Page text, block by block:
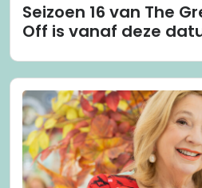
Seizoen 16 van The
Off is vanaf deze